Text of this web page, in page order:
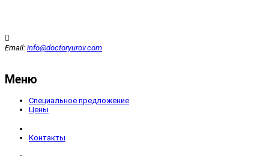
Email: info@doctoryurov.com
Меню
Специальное предложение
Цены
Контакты